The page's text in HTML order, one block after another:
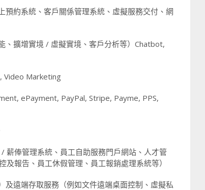
預約系統、客戶關係管理系統、虛擬服務交付、網
、擴增實境 / 虛擬實境、客戶分析等）Chatbot,
Video Marketing
ePayment, PayPal, Stripe, Payme, PPS,
薪俸管理系統、員工自助服務門戶網站、人才管
報告、員工休假管理、員工報銷處理系統等）
及遠端存取服務（例如文件遠端桌面控制、虛擬私